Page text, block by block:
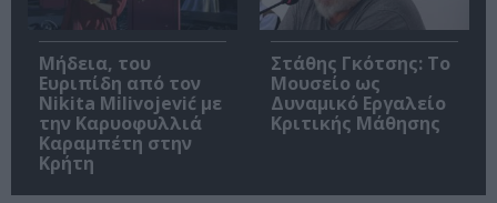
Μήδεια, του
Ευριπίδη από τον
Nikita Milivojević με
την Καρυοφυλλιά
Καραμπέτη στην
Κρήτη
Στάθης Γκότσης: Το
Μουσείο ως
Δυναμικό Εργαλείο
Κριτικής Μάθησης